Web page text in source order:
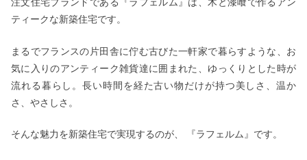
注文住宅ブランドである『ラフェルム』は、木と漆喰で作るアン
ティークな新築住宅です。
まるでフランスの片田舎に佇む古びた一軒家で暮らすような、お
気に入りのアンティーク雑貨達に囲まれた、ゆっくりとした時が
流れる暮らし。長い時間を経た古い物だけが持つ美しさ、温か
さ、やさしさ。
そんな魅力を新築住宅で実現するのが、 『ラフェルム』です。